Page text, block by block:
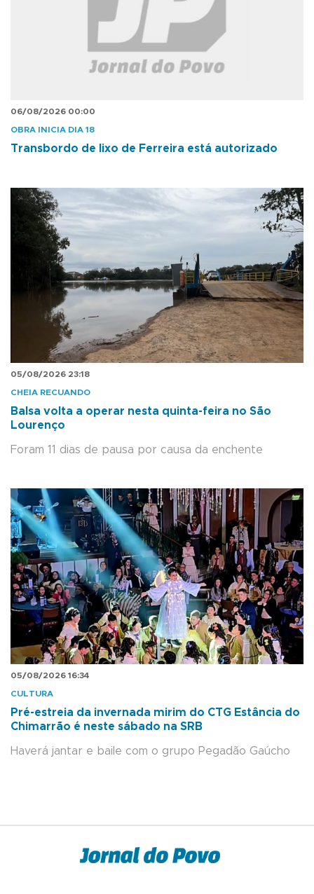
06/08/2026 00:00
OBRA INICIA DIA 18
Transbordo de lixo de Ferreira está autorizado
05/08/2026 23:18
CHEIA RECUANDO
Balsa volta a operar nesta quinta-feira no São
Lourenço
Foram 11 dias de pausa por causa da enchente
05/08/2026 16:34
CULTURA
Pré-estreia da invernada mirim do CTG Estância do
Chimarrão é neste sábado na SRB
Haverá jantar e baile com o grupo Pegadão Gaúcho